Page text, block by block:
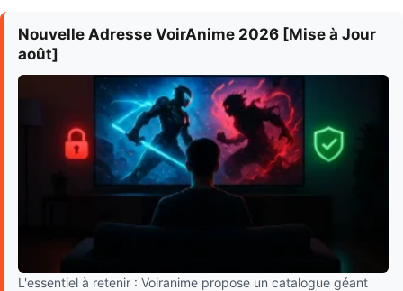
Nouvelle Adresse VoirAnime 2026 [Mise à Jour
août]
L'essentiel à retenir : Voiranime propose un catalogue géant